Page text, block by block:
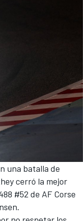
una batalla de
cerró la mejor
#52 de AF Corse
.